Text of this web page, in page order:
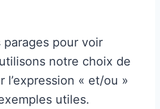
parages pour voir
notre choix de
l’expression « et/ou »
utiles.